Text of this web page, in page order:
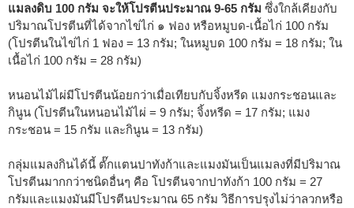
แมลงดิบ 100 กรัม จะให้โปรตีนประมาณ 9-65 กรัม ซึ่งใกล้เคียงกับ
ปริมาณโปรตีนที่ได้จากไข่ไก่ ๑ ฟอง หรือหมูบด-เนื้อไก่ 100 กรัม
(โปรตีนในไข่ไก่ 1 ฟอง = 13 กรัม; ในหมูบด 100 กรัม = 18 กรัม; ใน
เนื้อไก่ 100 กรัม = 28 กรัม)
หนอนไม้ไผ่มีโปรตีนน้อยกว่าเมื่อเทียบกับจิ้งหรีด แมงกระชอนและ
กินูน (โปรตีนในหนอนไม้ไผ่ = 9 กรัม; จิ้งหรีด = 17 กรัม; แมง
กระชอน = 15 กรัม และกินูน = 13 กรัม)
กลุ่มแมลงกินได้นี้ ตั๊กแตนปาทังก้าและแมงมันเป็นแมลงที่มีปริมาณ
โปรตีนมากกว่าชนิดอื่นๆ คือ โปรตีนจากปาทังก้า 100 กรัม = 27
กรัมและแมงมันมีโปรตีนประมาณ 65 กรัม วิธีการปรุงไม่ว่าลวกหรือ